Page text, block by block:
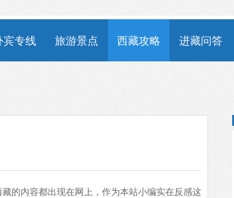
宾专线 旅游景点 西藏攻略 进藏问答
的内容都出现在网上，作为本站小编实在反感这